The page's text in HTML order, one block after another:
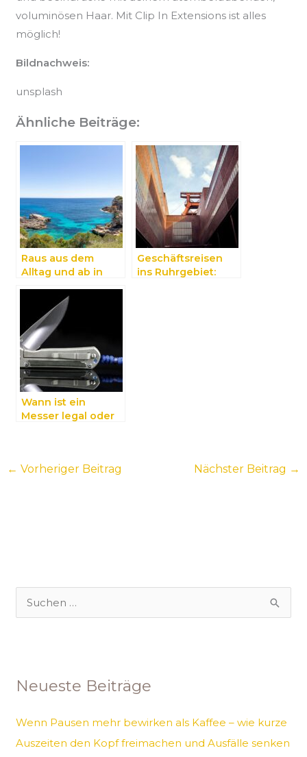
voluminösen Haar. Mit Clip In Extensions ist alles
möglich!
Bildnachweis:
unsplash
Ähnliche Beiträge:
Raus aus dem
Alltag und ab in
Aktivitäten auf
Mallorca
Geschäftsreisen
ins Ruhrgebiet:
Wann ist ein
Messer legal oder
← Vorheriger Beitrag Nächster Beitrag →
e
n
a
Neueste Beiträge
Wenn Pausen mehr bewirken als Kaffee – wie kurze
Auszeiten den Kopf freimachen und Ausfälle senken